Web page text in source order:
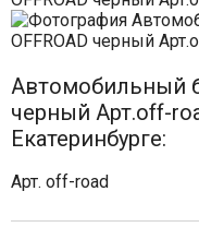
Автомобильный
черный Арт.off-
Екатеринбурге:
Арт. off-road